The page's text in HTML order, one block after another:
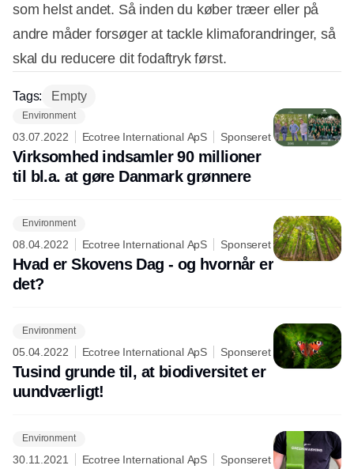
som helst andet. Så inden du køber træer eller på
andre måder forsøger at tackle klimaforandringer, så
skal du reducere dit fodaftryk først.
Tags: Empty
Environment
03.07.2022 Ecotree International ApS Sponseret
Virksomhed indsamler 90 millioner
til bl.a. at gøre Danmark grønnere
Environment
08.04.2022 Ecotree International ApS Sponseret
Hvad er Skovens Dag - og hvornår er
det?
Environment
05.04.2022 Ecotree International ApS Sponseret
Tusind grunde til, at biodiversitet er
uundværligt!
Environment
30.11.2021 Ecotree International ApS Sponseret